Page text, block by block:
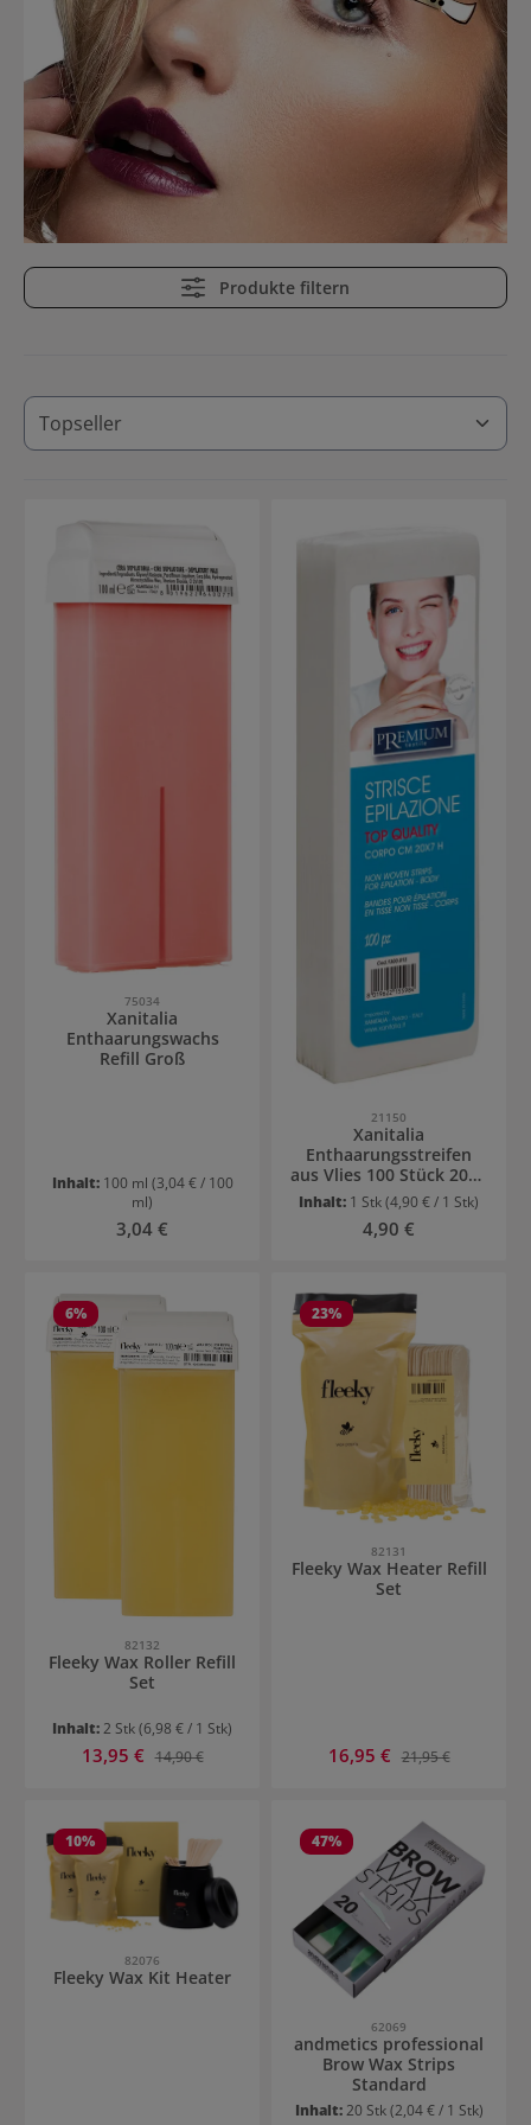
Produkte filtern
75034
Xanitalia
Enthaarungswachs
Refill Groß
Inhalt: 100 ml (3,04 € / 100
ml)
Regulärer Preis:
3,04 €
21150
Xanitalia
Enthaarungsstreifen
aus Vlies 100 Stück 20x7
cm
Inhalt: 1 Stk(4,90 € / 1 Stk)
Regulärer Preis:
4,90 €
6%
82132
Fleeky Wax Roller Refill
Set
Inhalt:2 Stk(6,98 € / 1 Stk)
Verkaufspreis:
13,95 € Regulärer Preis:
14,90 €
23%
82131
Fleeky Wax Heater Refill
Set
Verkaufspreis:
16,95 € Regulärer Preis:
21,95 €
10%
82076
Fleeky Wax Kit Heater
47%
62069
andmetics professional
Brow Wax Strips
Standard
Inhalt:20 Stk(2,04 € / 1 Stk)